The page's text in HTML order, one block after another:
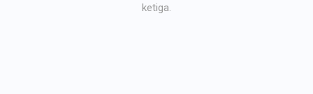
ketiga.